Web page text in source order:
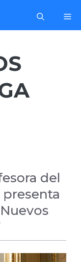
del
presenta